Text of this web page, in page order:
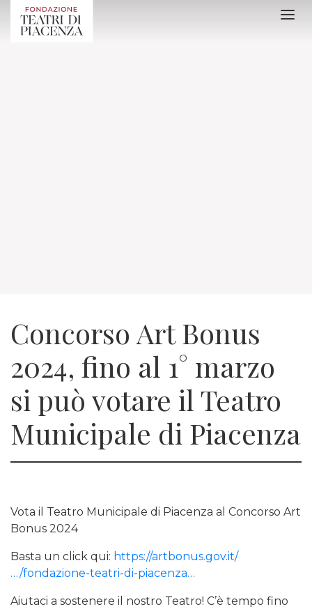
Concorso Art Bonus
2024, fino al 1° marzo
si può votare il Teatro
Municipale di Piacenza
Vota il Teatro Municipale di Piacenza al Concorso Art
Bonus 2024
Basta un click qui: https://artbonus.gov.it/
…/fondazione-teatri-di-piacenza…
Aiutaci a sostenere il nostro Teatro! C’è tempo fino